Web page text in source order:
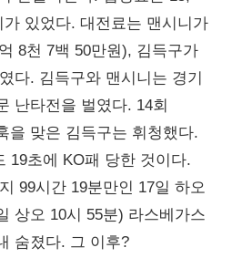
가 있었다. 대전료는 맨시니가
8천 7백 50만원), 김득구가
다. 김득구와 맨시니는 경기
난타전을 벌였다. 14회
을 맞은 김득구는 휘청했다.
19초에 KO패 당한 것이다.
99시간 19분만인 17일 하오
상오 10시 55분) 라스베가스
숨졌다. 그 이후?